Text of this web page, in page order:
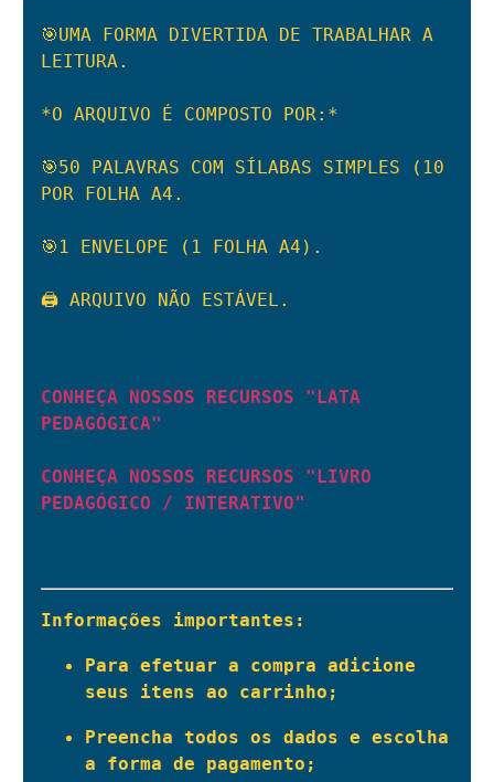
🎯UMA FORMA DIVERTIDA DE TRABALHAR A
LEITURA.
*O ARQUIVO É COMPOSTO POR:*
🎯50 PALAVRAS COM SÍLABAS SIMPLES (10
POR FOLHA A4.
🎯1 ENVELOPE (1 FOLHA A4).
🖨️ ARQUIVO NÃO ESTÁVEL.
CONHEÇA NOSSOS RECURSOS "LATA
PEDAGÓGICA"
CONHEÇA NOSSOS RECURSOS "LIVRO
PEDAGÓGICO / INTERATIVO"
Informações importantes:
Para efetuar a compra adicione
seus itens ao carrinho;
Preencha todos os dados e escolha
a forma de pagamento;